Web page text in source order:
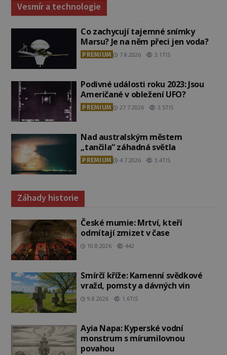
Vesmír a technologie
Co zachycují tajemné snímky
Marsu? Je na něm přeci jen voda?
PREMIUM 7.8.2026 3.1TIS
Podivné události roku 2023: Jsou
Američané v obležení UFO?
PREMIUM 27.7.2026 3.5TIS
Nad australským městem
„tančila“ záhadná světla
PREMIUM 4.7.2026 3.4TIS
Záhady historie
České mumie: Mrtví, kteří
odmítají zmizet v čase
10.8.2026 442
Smírčí kříže: Kamenní svědkové
vražd, pomsty a dávných vin
9.8.2026 1.6TIS
Ayia Napa: Kyperské vodní
monstrum s mírumilovnou
povahou